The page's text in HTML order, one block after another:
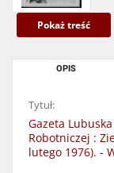
Pokaż treść
OPIS
Tytuł:
Gazeta
Robotniczej :
lutego 1976). -